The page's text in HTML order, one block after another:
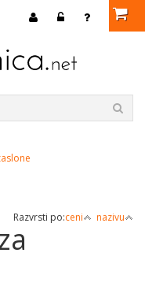
Razvrsti po:ceni nazivu